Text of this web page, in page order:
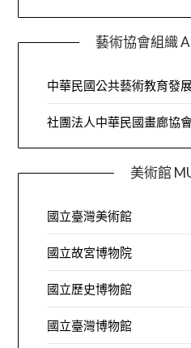
藝術協會組織
中華民國公共藝術教育發
社團法人中華民國畫廊協
美術館
國立臺灣美術館
國立故宮博物院
國立歷史博物館
國立臺灣博物館